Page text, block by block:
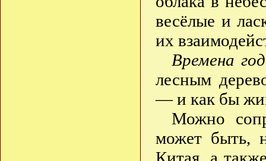
весёлые и
их
Времена
лесным
— и как бы
Можно
может быть,